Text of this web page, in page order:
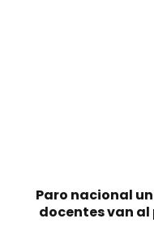
Paro nacional
docentes van al